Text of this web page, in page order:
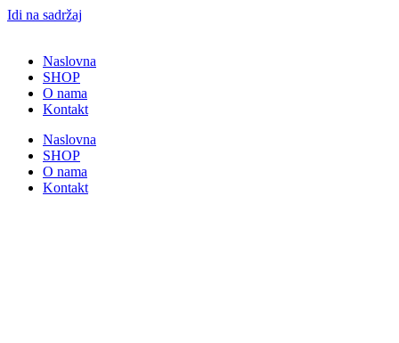
Idi na sadržaj
Naslovna
SHOP
O nama
Kontakt
Naslovna
SHOP
O nama
Kontakt